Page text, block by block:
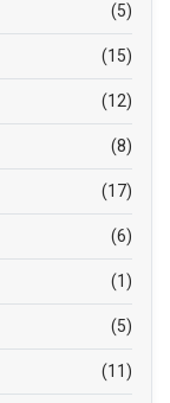
(5)
(15)
(12)
(8)
(17)
(6)
(1)
(5)
(11)